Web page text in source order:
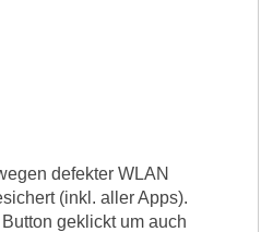
defekter WLAN
(inkl. aller Apps).
geklickt um auch